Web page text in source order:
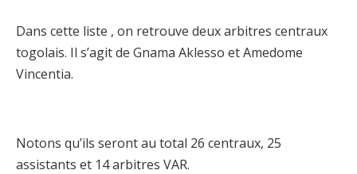
Dans cette liste , on retrouve deux arbitres centraux
togolais. Il s’agit de Gnama Aklesso et Amedome
Vincentia.
Notons qu’ils seront au total 26 centraux, 25
assistants et 14 arbitres VAR.